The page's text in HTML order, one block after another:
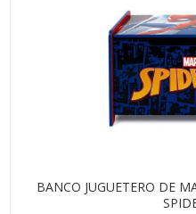
BANCO JUGUETERO DE